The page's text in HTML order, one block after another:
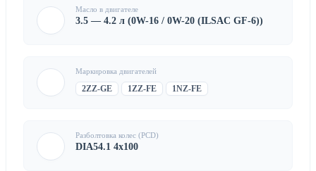
Масло в двигателе
3.5 — 4.2 л (0W-16 / 0W-20 (ILSAC GF-6))
Маркировка двигателей
2ZZ-GE 1ZZ-FE 1NZ-FE
Разболтовка колес (PCD)
DIA54.1 4x100